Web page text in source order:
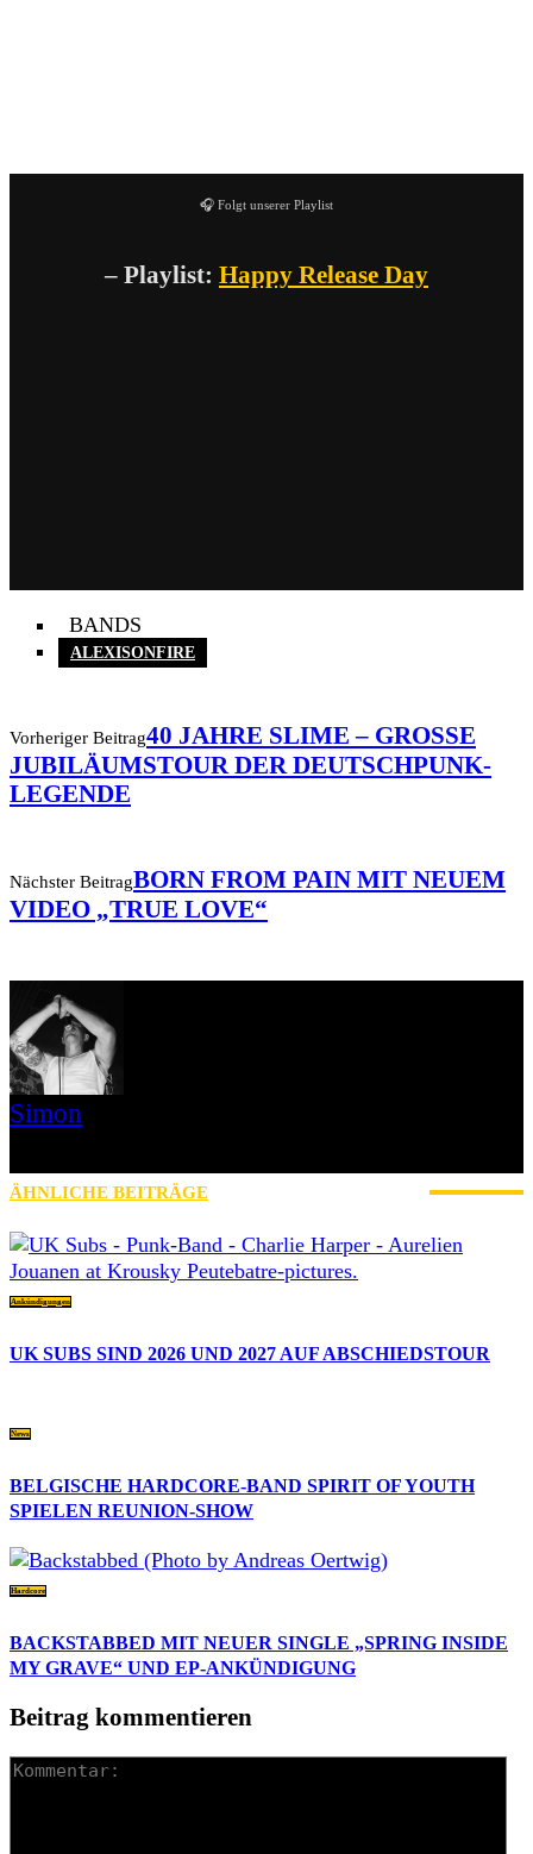
🎧 Folgt unserer Playlist
– Playlist: Happy Release Day
BANDS
ALEXISONFIRE
Vorheriger Beitrag40 JAHRE SLIME – GROSSE J
UBILÄUMSTOUR DER DEUTSCHPUNK-L
EGENDE
Nächster BeitragBORN FROM PAIN MIT NEUEM
VIDEO „TRUE LOVE“
Simon
ÄHNLICHE BEITRÄGE
Ankündigungen
UK SUBS SIND 2026 UND 2027 AUF ABSCHIEDSTOUR
News
BELGISCHE HARDCORE-BAND SPIRIT OF YOUTH
SPIELEN REUNION-SHOW
Hardcore
BACKSTABBED MIT NEUER SINGLE „SPRING INSIDE
MY GRAVE“ UND EP-ANKÜNDIGUNG
Beitrag kommentieren